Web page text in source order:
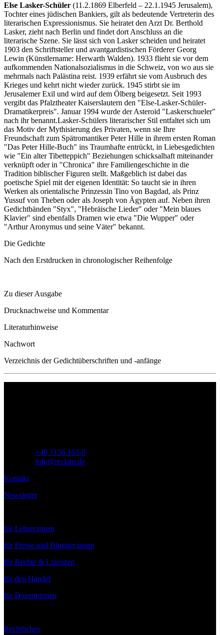
Else Lasker-Schüler (11.2.1869 Elberfeld – 22.1.1945 Jerusalem),
Tochter eines jüdischen Bankiers, gilt als bedeutende Vertreterin des
literarischen Expressionismus. Sie heiratet den Arzt Dr. Berthold
Lasker, zieht nach Berlin und findet dort Anschluss an die
literarische Szene. Sie lässt sich von Lasker scheiden und heiratet
1903 den Schriftsteller und avantgardistischen Förderer Georg
Lewin (Künstlername: Herwarth Walden). 1933 flieht sie vor dem
aufkommenden Nationalsozialismus in die Schweiz, von wo aus sie
mehrmals nach Palästina reist. 1939 erfährt sie vom Ausbruch des
Krieges und kehrt nicht wieder zurück. 1945 stirbt sie im
Jerusalemer Exil und wird auf dem Ölberg beigesetzt. Seit 1993
vergibt das Pfalztheater Kaiserslautern den "Else-Lasker-Schüler-
Dramatikerpreis". Januar 1994 wurde der Asteroid "Laskerschueler"
nach ihr benannt.Lasker-Schülers literarischer Stil entfaltet sich um
das Motiv der Mythisierung des Privaten, wenn sie Ihre
Freundschaft zum Spätromantiker Peter Hille in ihrem ersten Roman
"Das Peter Hille-Buch" ins Traumhafte entrückt, in Liebesgedichten
wie "Ein alter Tibetteppich" Beziehungen schicksalhaft miteinander
verknüpft oder in "Chronica" ihre Familiengeschichte in die
Tradition biblischer Figuren stellt. Maßgeblich ist dabei das
poetische Spiel mit der eigenen Identität: So taucht sie in ihren
Werken als orientalische Prinzessin Tino von Bagdad, als Prinz
Yussuf von Theben oder als Joseph von Ägypten auf. Neben ihren
Gedichtbänden "Styx", "Hebräische Lieder" oder "Mein blaues
Klavier" sind ebenfalls Dramen wie etwa "Die Wupper" oder
"Arthur Aronymus und seine Väter" bekannt.
Die Gedichte
Nach den Erstdrucken in chronologischer Reihenfolge
Zu dieser Ausgabe
Drucknachweise und Kommentar
Literaturhinweise
Nachwort
Verzeichnis der Gedichtüberschriften und -anfänge
+49 7156 163-0
info@reclam.de
Kontakt
Newsletter
für Lehrer:innen
für Presse und Blogger:innen
für Rechte & Lizenzen
für den Handel
für Dozent:innen
Rechtliches